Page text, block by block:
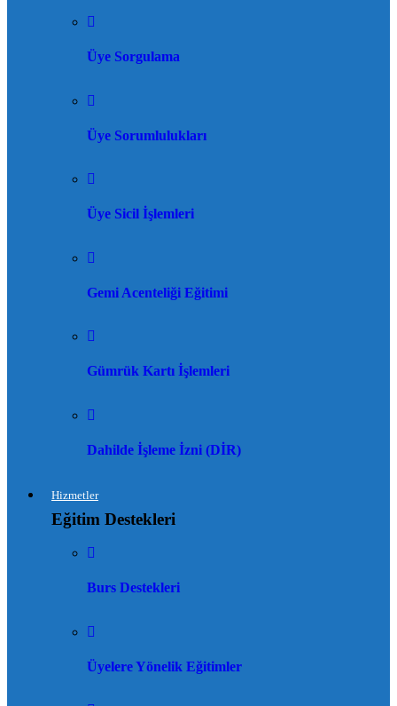
Üye Sorgulama
Üye Sorumlulukları
Üye Sicil İşlemleri
Gemi Acenteliği Eğitimi
Gümrük Kartı İşlemleri
Dahilde İşleme İzni (DİR)
Hizmetler
Eğitim Destekleri
Burs Destekleri
Üyelere Yönelik Eğitimler